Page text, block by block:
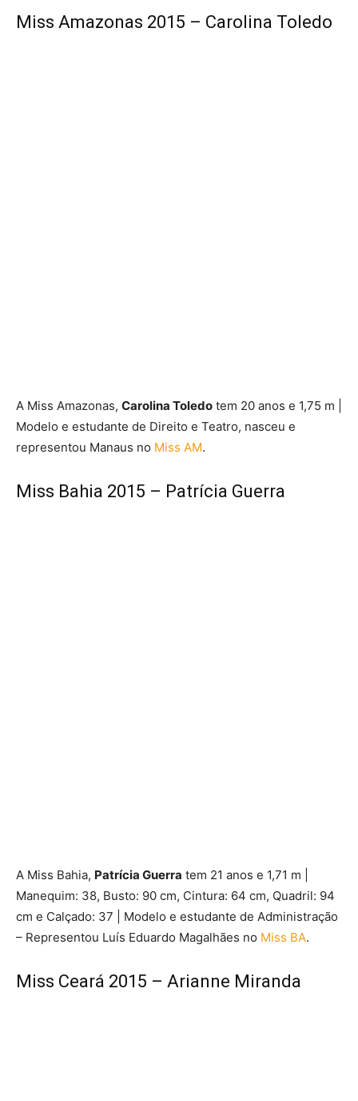
Miss Amazonas 2015 – Carolina Toledo
A Miss Amazonas, Carolina Toledo tem 20 anos e 1,75 m |
Modelo e estudante de Direito e Teatro, nasceu e
representou Manaus no Miss AM.
Miss Bahia 2015 – Patrícia Guerra
A Miss Bahia, Patrícia Guerra tem 21 anos e 1,71 m |
Manequim: 38, Busto: 90 cm, Cintura: 64 cm, Quadril: 94
cm e Calçado: 37 | Modelo e estudante de Administração
– Representou Luís Eduardo Magalhães no Miss BA.
Miss Ceará 2015 – Arianne Miranda